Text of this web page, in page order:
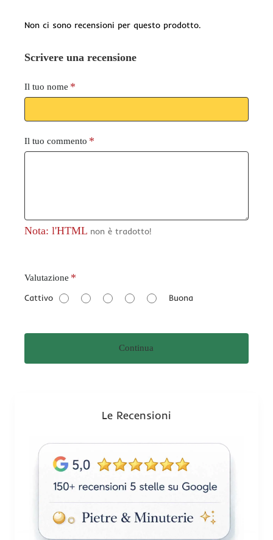
Non ci sono recensioni per questo prodotto.
Scrivere una recensione
Il tuo nome
Il tuo commento
Nota: l'HTML non è tradotto!
V
l
t
z
Valutazione
Cattivo Buona
Continua
Le Recensioni